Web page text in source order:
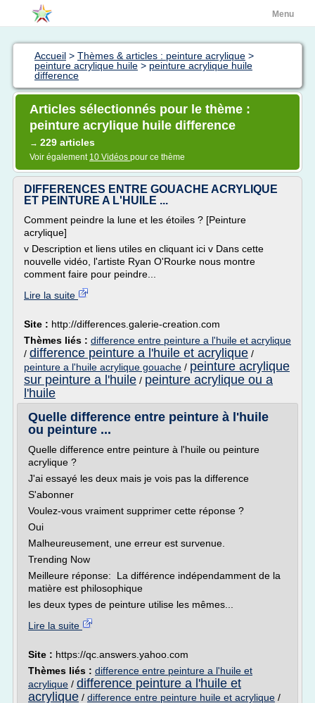
Menu
Accueil > Thèmes & articles : peinture acrylique >
peinture acrylique huile > peinture acrylique huile
difference
Articles sélectionnés pour le thème :
peinture acrylique huile difference
→ 229 articles
Voir également 10 Vidéos pour ce thème
DIFFERENCES ENTRE GOUACHE ACRYLIQUE
ET PEINTURE A L'HUILE ...
Comment peindre la lune et les étoiles ? [Peinture
acrylique]
v Description et liens utiles en cliquant ici v Dans cette
nouvelle vidéo, l'artiste Ryan O'Rourke nous montre
comment faire pour peindre...
Lire la suite
Site : http://differences.galerie-creation.com
Thèmes liés : difference entre peinture a l'huile et acrylique
/ difference peinture a l'huile et acrylique /
peinture a l'huile acrylique gouache / peinture acrylique
sur peinture a l'huile / peinture acrylique ou a
l'huile
Quelle difference entre peinture à l'huile
ou peinture ...
Quelle difference entre peinture à l'huile ou peinture
acrylique ?
J'ai essayé les deux mais je vois pas la difference
S'abonner
Voulez-vous vraiment supprimer cette réponse ?
Oui
Malheureusement, une erreur est survenue.
Trending Now
Meilleure réponse: La différence indépendamment de la
matière est philosophique
les deux types de peinture utilise les mêmes...
Lire la suite
Site : https://qc.answers.yahoo.com
Thèmes liés : difference entre peinture a l'huile et
acrylique / difference peinture a l'huile et
acrylique / difference entre peinture huile et acrylique /